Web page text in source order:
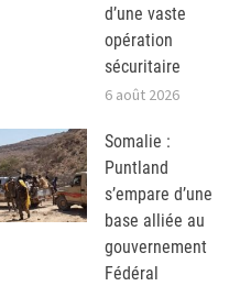
d’une vaste
opération
sécuritaire
6 août 2026
Somalie :
Puntland
s’empare d’une
base alliée au
gouvernement
Fédéral